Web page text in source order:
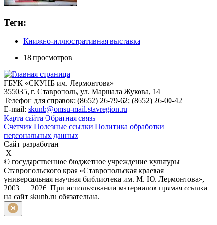
Теги:
Книжно-иллюстративная выставка
18 просмотров
ГБУК «СКУНБ им. Лермонтова»
355035, г. Ставрополь, ул. Маршала Жукова, 14
Телефон для справок: (8652) 26-79-62; (8652) 26-00-42
E-mail: skunb@omsu-mail.stavregion.ru
Карта сайта Обратная связь
Счетчик Полезные ссылки Политика обработки
персональных данных
Сайт разработан
X
© государственное бюджетное учреждение культуры
Ставропольского края «Ставропольская краевая
универсальная научная библиотека им. М. Ю. Лермонтова»,
2003 — 2026. При использовании материалов прямая ссылка
на сайт skunb.ru обязательна.